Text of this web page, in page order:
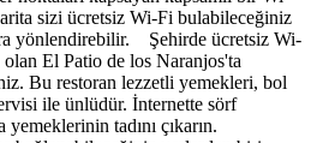
sizi ücretsiz Wi-Fi bulabileceğiniz
yönlendirebilir. Şehirde ücretsiz Wi-
El Patio de los Naranjos'ta
Bu restoran lezzetli yemekleri, bol
ile ünlüdür. İnternette sörf
tadını çıkarın.